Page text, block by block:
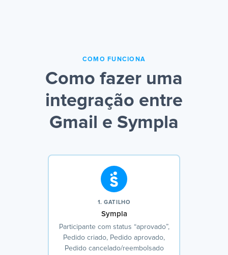
COMO FUNCIONA
Como fazer uma
integração entre
Gmail e Sympla
1. GATILHO
Sympla
Participante com status “aprovado”,
Pedido criado, Pedido aprovado,
Pedido cancelado/reembolsado